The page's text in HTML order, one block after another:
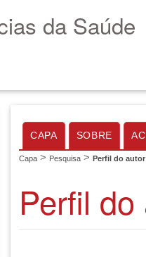
da Saúde
CAPA SOBRE
Capa > Pesquisa > Perfil do autor
Perfil